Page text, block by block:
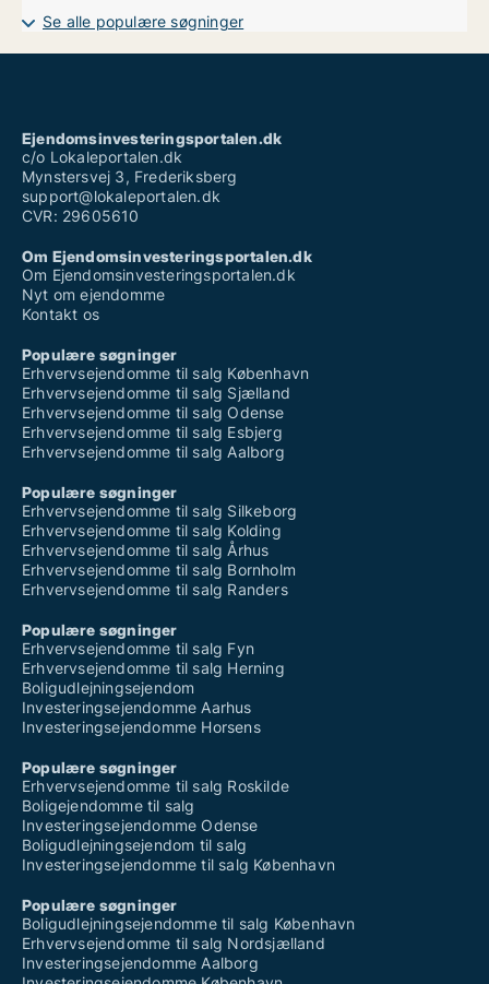
Se alle populære søgninger
Ejendomsinvesteringsportalen.dk
c/o Lokaleportalen.dk
Mynstersvej 3, Frederiksberg
support@lokaleportalen.dk
CVR: 29605610
Om Ejendomsinvesteringsportalen.dk
Om Ejendomsinvesteringsportalen.dk
Nyt om ejendomme
Kontakt os
Populære søgninger
Erhvervsejendomme til salg København
Erhvervsejendomme til salg Sjælland
Erhvervsejendomme til salg Odense
Erhvervsejendomme til salg Esbjerg
Erhvervsejendomme til salg Aalborg
Populære søgninger
Erhvervsejendomme til salg Silkeborg
Erhvervsejendomme til salg Kolding
Erhvervsejendomme til salg Århus
Erhvervsejendomme til salg Bornholm
Erhvervsejendomme til salg Randers
Populære søgninger
Erhvervsejendomme til salg Fyn
Erhvervsejendomme til salg Herning
Boligudlejningsejendom
Investeringsejendomme Aarhus
Investeringsejendomme Horsens
Populære søgninger
Erhvervsejendomme til salg Roskilde
Boligejendomme til salg
Investeringsejendomme Odense
Boligudlejningsejendom til salg
Investeringsejendomme til salg København
Populære søgninger
Boligudlejningsejendomme til salg København
Erhvervsejendomme til salg Nordsjælland
Investeringsejendomme Aalborg